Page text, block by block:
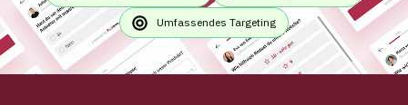
Umfassendes Targeting